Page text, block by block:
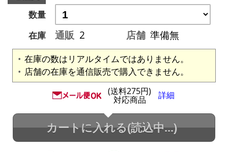
数量
在庫
通販 2 店舗 準備無
在庫の数はリアルタイムではありません。
店舗の在庫を通信販売で購入できません。
(送料275円)
対応商品 詳細
カートに入れる(読込中...)